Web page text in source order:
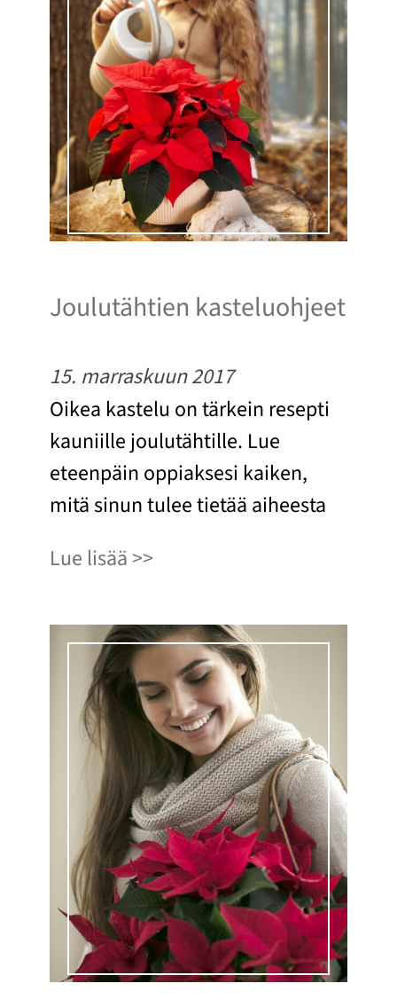
Joulutähtien kasteluohjeet
15. marraskuun 2017
Oikea kastelu on tärkein resepti
kauniille joulutähtille. Lue
eteenpäin oppiaksesi kaiken,
mitä sinun tulee tietää aiheesta
Lue lisää